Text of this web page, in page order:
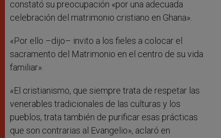
constató su preocupación «por una adecuada
celebración del matrimonio cristiano en Ghana».
«Por ello –dijo– invito a los fieles a colocar el
sacramento del Matrimonio en el centro de su vida
familiar».
«El cristianismo, que siempre trata de respetar las
venerables tradicionales de las culturas y los
pueblos, trata también de purificar esas prácticas
que son contrarias al Evangelio», aclaró en